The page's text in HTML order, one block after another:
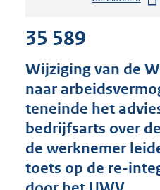
35 589
Wijziging van de
naar
teneinde het
bedrijfsarts over
de werknemer
toets op de re-